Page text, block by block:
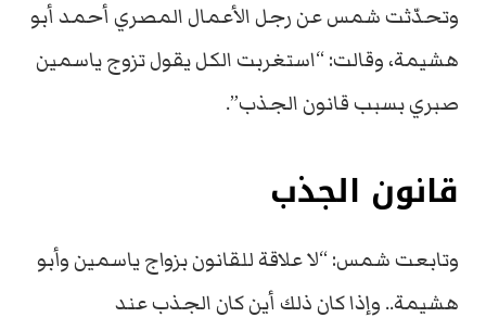
وتحدّثت شمس عن رجل الأعمال المصري أحمد أبو
هشيمة، وقالت: “استغربت الكل يقول تزوج ياسمين
صبري بسبب قانون الجذب”.
قانون الجذب
وتابعت شمس: “لا علاقة للقانون بزواج ياسمين وأبو
هشيمة.. وإذا كان ذلك أين كان الجذب عند